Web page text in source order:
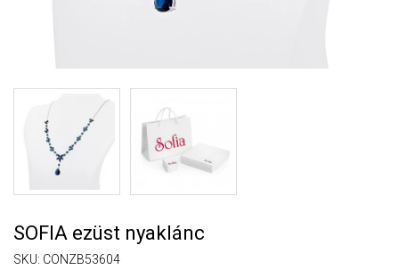
SOFIA ezüst nyaklánc
SKU: CONZB53604